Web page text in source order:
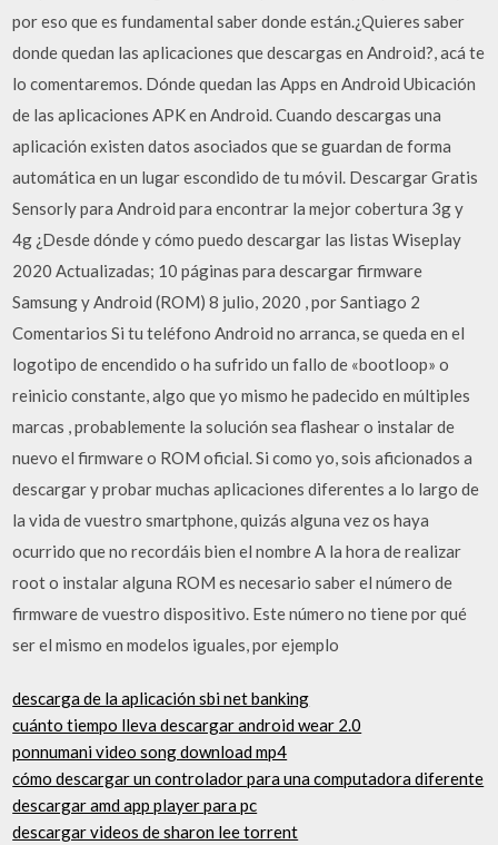
por eso que es fundamental saber donde están.¿Quieres saber
donde quedan las aplicaciones que descargas en Android?, acá te
lo comentaremos. Dónde quedan las Apps en Android Ubicación
de las aplicaciones APK en Android. Cuando descargas una
aplicación existen datos asociados que se guardan de forma
automática en un lugar escondido de tu móvil. Descargar Gratis
Sensorly para Android para encontrar la mejor cobertura 3g y
4g ¿Desde dónde y cómo puedo descargar las listas Wiseplay
2020 Actualizadas; 10 páginas para descargar firmware
Samsung y Android (ROM) 8 julio, 2020 , por Santiago 2
Comentarios Si tu teléfono Android no arranca, se queda en el
logotipo de encendido o ha sufrido un fallo de «bootloop» o
reinicio constante, algo que yo mismo he padecido en múltiples
marcas , probablemente la solución sea flashear o instalar de
nuevo el firmware o ROM oficial. Si como yo, sois aficionados a
descargar y probar muchas aplicaciones diferentes a lo largo de
la vida de vuestro smartphone, quizás alguna vez os haya
ocurrido que no recordáis bien el nombre A la hora de realizar
root o instalar alguna ROM es necesario saber el número de
firmware de vuestro dispositivo. Este número no tiene por qué
ser el mismo en modelos iguales, por ejemplo
descarga de la aplicación sbi net banking
cuánto tiempo lleva descargar android wear 2.0
ponnumani video song download mp4
cómo descargar un controlador para una computadora diferente
descargar amd app player para pc
descargar videos de sharon lee torrent